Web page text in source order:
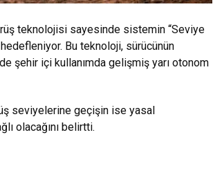
teknolojisi sayesinde sistemin “Seviye
Bu teknoloji, sürücünün
şehir içi kullanımda gelişmiş yarı otonom
seviyelerine geçişin ise yasal
olacağını belirtti.